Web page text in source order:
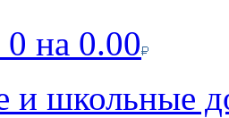
0 на 0.00
и школьные